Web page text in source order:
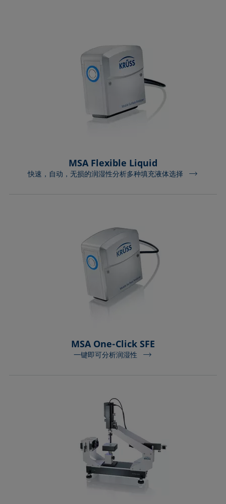
MSA Flexible Liquid
快速，自动，无损的润湿性分析多种填充液体选择
MSA One-Click SFE
一键即可分析润湿性